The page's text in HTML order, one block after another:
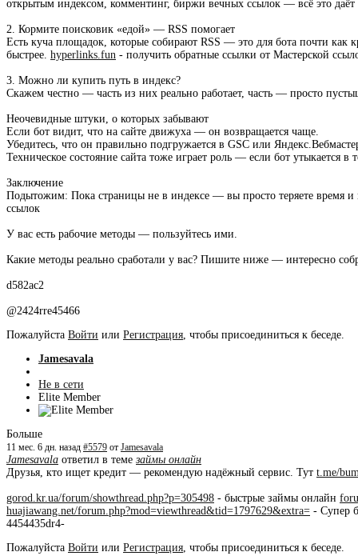
открытым индекcом, комментинг, биржи вечных ссылок — всё это даёт
2. Кормите поисковик «едой» — RSS помогает
Есть куча площадок, которые собирают RSS — это для бота почти как
быстрее. hyperlinks.fun - получить обратные ссылки от Мастерской
3. Можно ли купить путь в индекс?
Скажем честно — часть из них реально работает, часть — просто
Неочевидные штуки, о которых забывают
Если бот видит, что на сайте движуха — он возвращается чаще.
Убедитесь, что он правильно подгружается в GSC или
Техническое состояние сайта тоже играет роль — если бот утыкается
Заключение
Подытожим: Пока страницы не в индексе — вы просто теряете время
ссылок
У вас есть рабочие методы — пользуйтесь ими.
Какие методы реально сработали у вас? Пишите ниже — интересно
d582ac2
@2424rre45466
Пожалуйста Войти или Регистрация , чтобы присоединиться к беседе.
Jamesavala
Не в сети
Elite Member
Больше
11 мес. 6 дн. назад #5579 от Jamesavala
Jamesavala ответил в теме займы онлайн
Друзья, кто ищет кредит — рекомендую надёжный сервис. Тут t.me/
gorod.kr.ua/forum/showthread.php?p=305498 - быстрые займы онлайн
huajiawang.net/forum.php?mod=viewthread&tid=1797629&extra= - Супер
4454435dr4-
Пожалуйста Войти или Регистрация , чтобы присоединиться к беседе.